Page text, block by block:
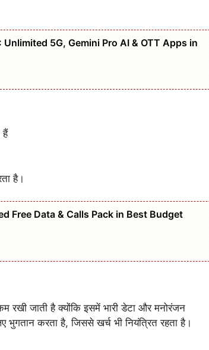
5G, Gemini Pro AI & OTT Apps in
हैं
है।
Free Data & Calls Pack in Best Budget
जाती है क्योंकि इसमें भारी डेटा और मनोरंजन
भुगतान करता है, जिससे खर्च भी नियंत्रित रहता है।